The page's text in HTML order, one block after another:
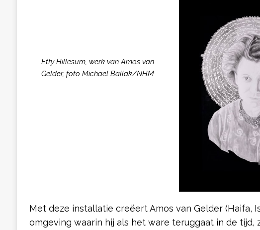
Etty Hillesum, werk van Amos van
Gelder, foto Michael Ballak/NHM
Met deze installatie creëert Amos van Gelder (Haifa,
omgeving waarin hij als het ware teruggaat in de tijd,